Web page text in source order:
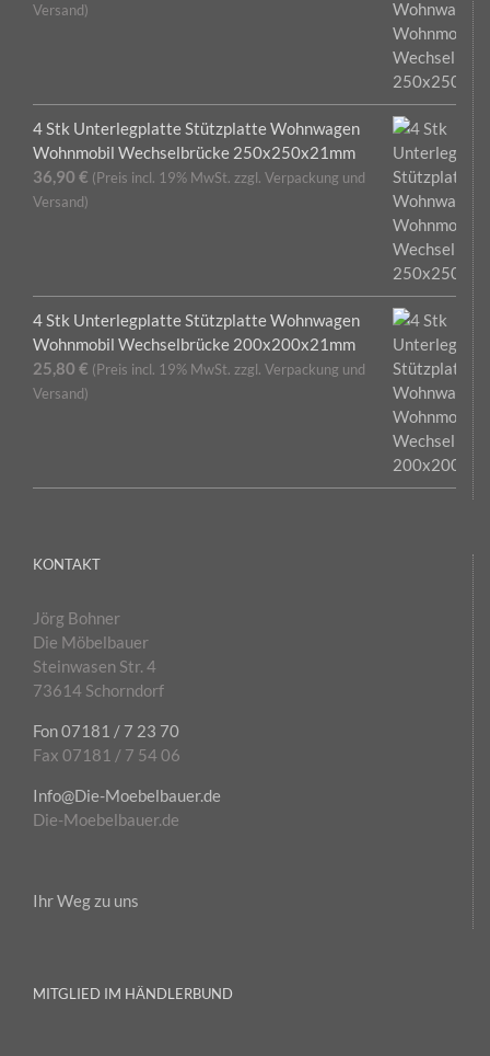
Versand)
4 Stk Unterlegplatte Stützplatte Wohnwagen
Wohnmobil Wechselbrücke 250x250x21mm
36,90 € (Preis incl. 19% MwSt. zzgl. Verpackung und
Versand)
4 Stk Unterlegplatte Stützplatte Wohnwagen
Wohnmobil Wechselbrücke 200x200x21mm
25,80 € (Preis incl. 19% MwSt. zzgl. Verpackung und
Versand)
KONTAKT
Jörg Bohner
Die Möbelbauer
Steinwasen Str. 4
73614 Schorndorf
Fon 07181 / 7 23 70
Fax 07181 / 7 54 06
Info@Die-Moebelbauer.de
Die-Moebelbauer.de
Ihr Weg zu uns
MITGLIED IM HÄNDLERBUND